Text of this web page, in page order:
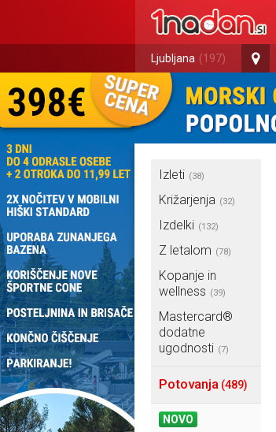
Ljubljana (197)
Izleti (38)
Križarjenja (32)
Izdelki (132)
Z letalom (78)
Kopanje in
wellness (39)
Mastercard®
dodatne
ugodnosti (7)
Potovanja (489)
NOVO